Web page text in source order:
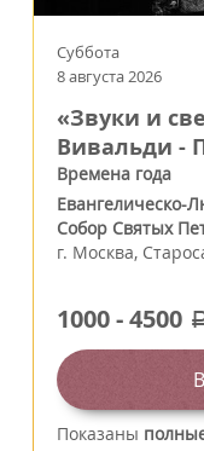
Суббота
8 августа 2026
«Звуки и
Вивальди -
Времена года
Евангелическо-
Собор Святых
г. Москва,
1000-4500
Показаны